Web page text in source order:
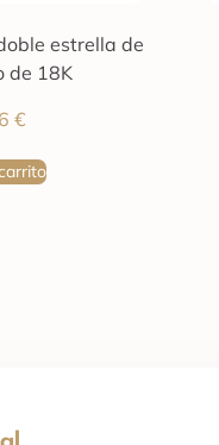
estrella de
de 18K
€